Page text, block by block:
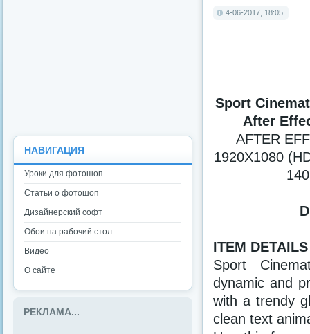
4-06-2017, 18:05
Sport
After
AFTER
1920X1080
ITEM DETAILS
Sport
dynamic and
with a trendy
clean text
НАВИГАЦИЯ
Уроки для фотошоп
Статьи о фотошоп
Дизайнерский софт
Обои на рабочий стол
Видео
О сайте
РЕКЛАМА...